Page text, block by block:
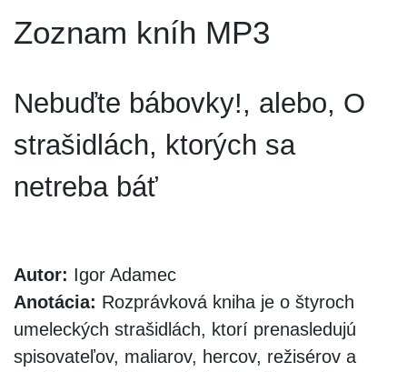
Zoznam kníh MP3
Nebuďte bábovky!, alebo, O
strašidlách, ktorých sa
netreba báť
Autor: Igor Adamec
Anotácia: Rozprávková kniha je o štyroch
umeleckých strašidlách, ktorí prenasledujú
spisovateľov, maliarov, hercov, režisérov a